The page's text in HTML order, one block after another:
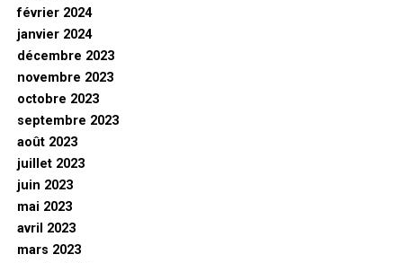
février 2024
janvier 2024
décembre 2023
novembre 2023
octobre 2023
septembre 2023
août 2023
juillet 2023
juin 2023
mai 2023
avril 2023
mars 2023